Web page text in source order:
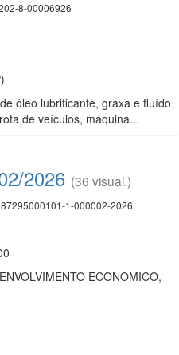
8-00006926
óleo lubrificante, graxa e fluído
de veículos, máquina...
2026 (36 visual.)
1-000002-2026
ECONOMICO,